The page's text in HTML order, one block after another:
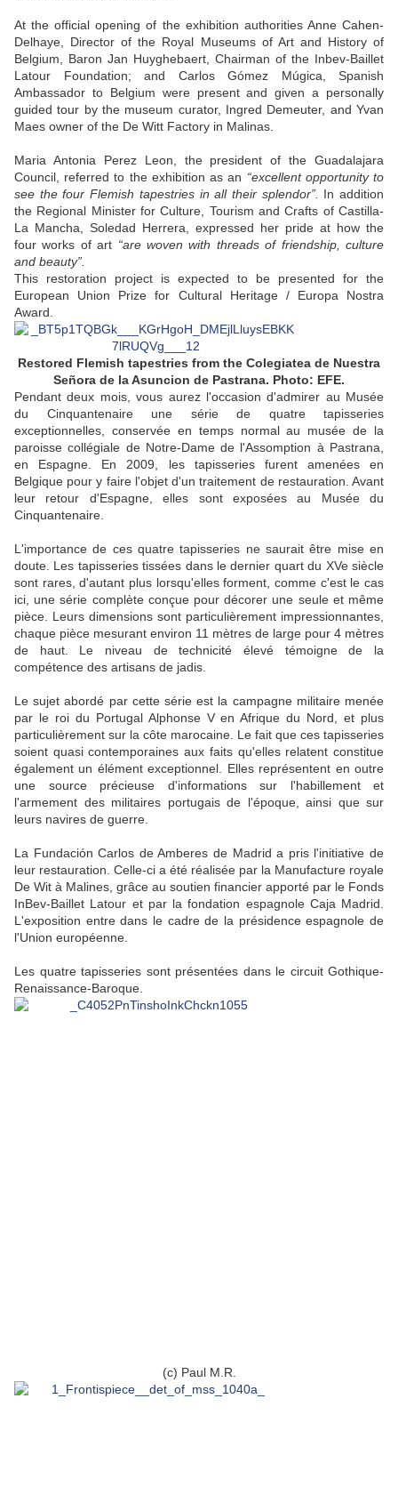
At the official opening of the exhibition authorities Anne Cahen-
Delhaye, Director of the Royal Museums of Art and History of
Belgium, Baron Jan Huyghebaert, Chairman of the Inbev-Baillet
Latour Foundation; and Carlos Gómez Múgica, Spanish
Ambassador to Belgium were present and given a personally
guided tour by the museum curator, Ingred Demeuter, and Yvan
Maes owner of the De Witt Factory in Malinas.
Maria Antonia Perez Leon, the president of the Guadalajara
Council, referred to the exhibition as an “excellent opportunity to
see the four Flemish tapestries in all their splendor”.
In addition
the Regional Minister for Culture, Tourism and Crafts of Castilla-
La Mancha, Soledad Herrera, expressed her pride at how the
four works of art “are woven with threads of friendship, culture
and beauty”.
This restoration project is expected to be presented for the
European Union Prize for Cultural Heritage / Europa Nostra
Award.
Restored Flemish tapestries from the Colegiatea de Nuestra
Señora de la Asuncion de Pastrana. Photo: EFE.
Pendant deux mois, vous aurez l'occasion d'admirer au Musée
du Cinquantenaire une série de quatre tapisseries
exceptionnelles, conservée en temps normal au musée de la
paroisse collégiale de Notre-Dame de l'Assomption à Pastrana,
en Espagne. En 2009, les tapisseries furent amenées en
Belgique pour y faire l'objet d'un traitement de restauration. Avant
leur retour d'Espagne, elles sont exposées au Musée du
Cinquantenaire.
L'importance de ces quatre tapisseries ne saurait être mise en
doute. Les tapisseries tissées dans le dernier quart du XVe siècle
sont rares, d'autant plus lorsqu'elles forment, comme c'est le cas
ici, une série complète conçue pour décorer une seule et même
pièce. Leurs dimensions sont particulièrement impressionnantes,
chaque pièce mesurant environ 11 mètres de large pour 4 mètres
de haut. Le niveau de technicité élevé témoigne de la
compétence des artisans de jadis.
Le sujet abordé par cette série est la campagne militaire menée
par le roi du Portugal Alphonse V en Afrique du Nord, et plus
particulièrement sur la côte marocaine. Le fait que ces tapisseries
soient quasi contemporaines aux faits qu'elles relatent constitue
également un élément exceptionnel. Elles représentent en outre
une source précieuse d'informations sur l'habillement et
l'armement des militaires portugais de l'époque, ainsi que sur
leurs navires de guerre.
La Fundación Carlos de Amberes de Madrid a pris l'initiative de
leur restauration. Celle-ci a été réalisée par la Manufacture royale
De Wit à Malines, grâce au soutien financier apporté par le Fonds
InBev-Baillet Latour et par la fondation espagnole Caja Madrid.
L'exposition entre dans le cadre de la présidence espagnole de
l'Union européenne.
Les quatre tapisseries sont présentées dans le circuit Gothique-
Renaissance-Baroque.
(c) Paul M.R.